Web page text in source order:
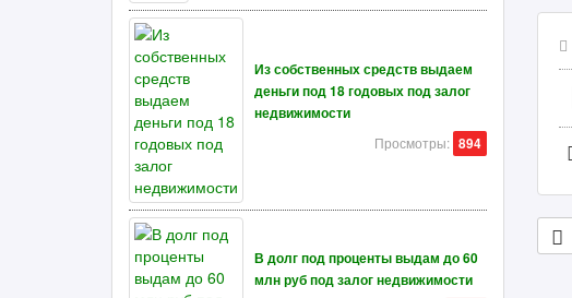
Из собственных средств выдаем
деньги под 18 годовых под залог
недвижимости
Просмотры: 894
В долг под проценты выдам до 60
млн руб под залог недвижимости